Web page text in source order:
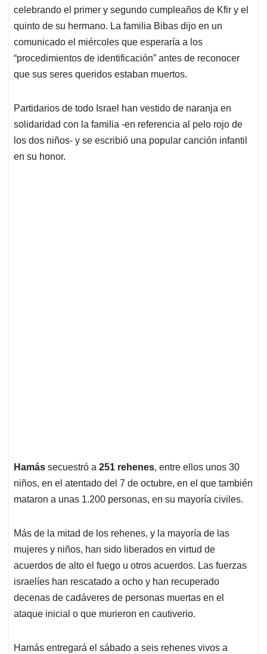
celebrando el primer y segundo cumpleaños de Kfir y el
quinto de su hermano. La familia Bibas dijo en un
comunicado el miércoles que esperaría a los
“procedimientos de identificación” antes de reconocer
que sus seres queridos estaban muertos.
Partidarios de todo Israel han vestido de naranja en
solidaridad con la familia -en referencia al pelo rojo de
los dos niños- y se escribió una popular canción infantil
en su honor.
Hamás secuestró a 251 rehenes, entre ellos unos 30
niños, en el atentado del 7 de octubre, en el que también
mataron a unas 1.200 personas, en su mayoría civiles.
Más de la mitad de los rehenes, y la mayoría de las
mujeres y niños, han sido liberados en virtud de
acuerdos de alto el fuego u otros acuerdos. Las fuerzas
israelíes han rescatado a ocho y han recuperado
decenas de cadáveres de personas muertas en el
ataque inicial o que murieron en cautiverio.
Hamás entregará el sábado a seis rehenes vivos a